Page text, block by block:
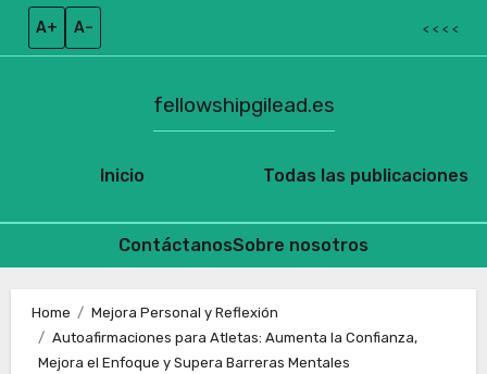
A+ A– < < < <
Inicio
fellowshipgilead.es
Todas las publicaciones
ContáctanosSobre nosotros
content
Home
Mejora Personal y Reflexión
Autoafirmaciones para Atletas: Aumenta la Confianza,
Mejora el Enfoque y Supera Barreras Mentales